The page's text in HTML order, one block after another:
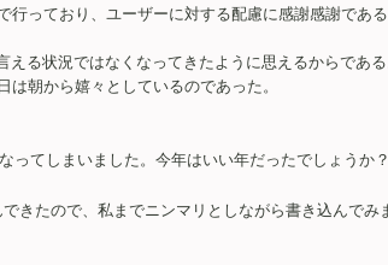
っており、ユーザーに対する配慮に感謝感謝である
る状況ではなくなってきたように思えるからである
朝から嬉々としているのであった。
てしまいました。今年はいい年だったでしょうか
きたので、私までニンマリとしながら書き込んで